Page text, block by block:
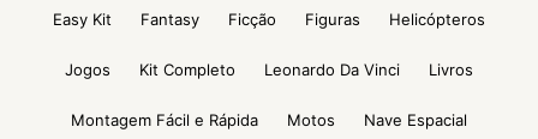
Easy Kit Fantasy Ficção Figuras Helicópteros
Jogos Kit Completo Leonardo Da Vinci Livros
Montagem Fácil e Rápida Motos Nave Espacial